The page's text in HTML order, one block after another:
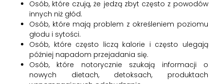
Osób, które czują, że jedzą zbyt często z powodów
innych niż głód.
Osób, które mają problem z określeniem poziomu
głodu i sytości.
Osób, które często liczą kalorie i często ulegają
później napadom przejadania się.
Osób, które notorycznie szukają informacji o
nowych dietach, detoksach, produktach